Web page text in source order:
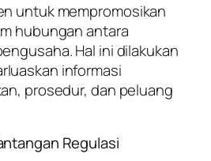
untuk mempromosikan
hubungan antara
Hal ini dilakukan
informasi
prosedur, dan peluang
Regulasi